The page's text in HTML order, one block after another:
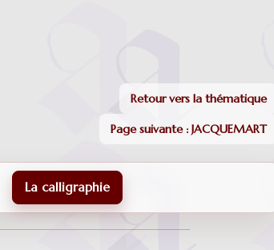
Retour vers la thématique
Page suivante : JACQUEMART
La calligraphie